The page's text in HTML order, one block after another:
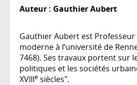
Auteur : Gauthier Aubert
Gauthier Aubert est
moderne à l’université de
7468). Ses travaux portent sur
politiques et les sociétés
XVIIIe siècles".